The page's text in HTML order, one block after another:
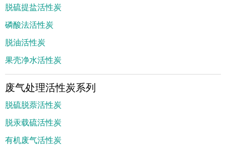
脱硫提盐活性炭
磷酸法活性炭
脱油活性炭
果壳净水活性炭
废气处理活性炭系列
脱硫脱萘活性炭
脱汞载硫活性炭
有机废气活性炭